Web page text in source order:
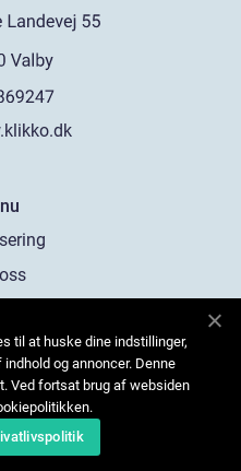
oss
til at huske dine indstillinger,
og annoncer. Denne
Ved fortsat brug af websiden